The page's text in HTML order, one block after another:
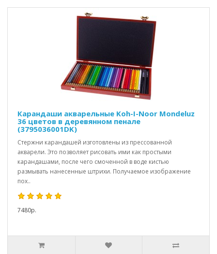
Карандаши акварельные Koh-I-Noor Mondeluz
36 цветов в деревянном пенале
(3795036001DK)
Стержни карандашей изготовлены из прессованной
акварели. Это позволяет рисовать ими как простыми
карандашами, после чего смоченной в воде кистью
размывать нанесенные штрихи. Получаемое изображение
пох..
7480р.